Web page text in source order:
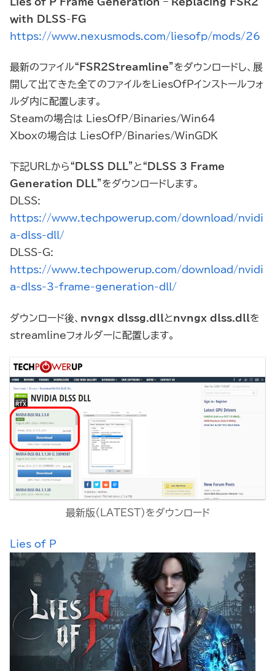
with DLSS-FG
https://www.nexusmods.com/liesofp/mods/26
最新のファイル“ FSR2Streamline”をダウンロードし、展
開して出てきた全てのファイルをLiesOfPインストールフォ
ルダ内に配置します。
Steamの場合は LiesOfP/Binaries/Win64
Xboxの場合は LiesOfP/Binaries/WinGDK
下記URLから“ DLSS DLL”と“ DLSS 3 Frame
Generation DLL”をダウンロードします。
DLSS:
https://www.techpowerup.com/download/nvidi
a-dlss-dll/
DLSS-G:
https://www.techpowerup.com/download/nvidi
a-dlss-3-frame-generation-dll/
ダウンロード後、 nvngx_dlssg.dll とnvngx_dlss.dll を
streamlineフォルダーに配置します。
最新版（LATEST）をダウンロード
Lies of P